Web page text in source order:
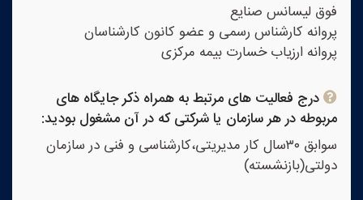
فوق لیسانس صنایع
پروانه کارشناس رسمی و عضو کانون کارشناسان
پروانه ارزیاب خسارت بیمه مرکزی
درج فعالیت های مرتبط به همراه ذکر جایگاه های
مربوطه در هر سازمان یا شرکتی که در آن مشغول بودید:
سوابق ۳۰سال کار مدیریتی،کارشناسی و فنی در سازمان
دولتی(بازنشسته)